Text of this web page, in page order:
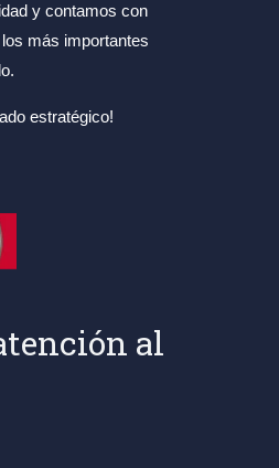
y contamos con
más importantes
estratégico!
al